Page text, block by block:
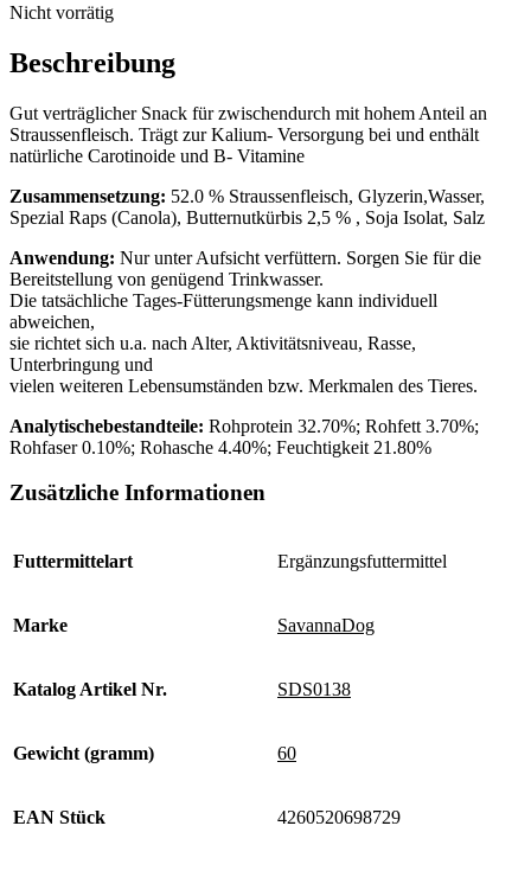
Nicht vorrätig
Beschreibung
Gut verträglicher Snack für zwischendurch mit hohem Anteil an
Straussenfleisch. Trägt zur Kalium- Versorgung bei und enthält
natürliche Carotinoide und B- Vitamine
Zusammensetzung: 52.0 % Straussenfleisch, Glyzerin,Wasser,
Spezial Raps (Canola), Butternutkürbis 2,5 % , Soja Isolat, Salz
Anwendung: Nur unter Aufsicht verfüttern. Sorgen Sie für die
Bereitstellung von genügend Trinkwasser.
Die tatsächliche Tages-Fütterungsmenge kann individuell
abweichen,
sie richtet sich u.a. nach Alter, Aktivitätsniveau, Rasse,
Unterbringung und
vielen weiteren Lebensumständen bzw. Merkmalen des Tieres.
Analytischebestandteile: Rohprotein 32.70%; Rohfett 3.70%;
Rohfaser 0.10%; Rohasche 4.40%; Feuchtigkeit 21.80%
Zusätzliche Informationen
Futtermittelart Ergänzungsfuttermittel
Marke SavannaDog
Katalog Artikel Nr. SDS0138
Gewicht (gramm) 60
EAN Stück 4260520698729